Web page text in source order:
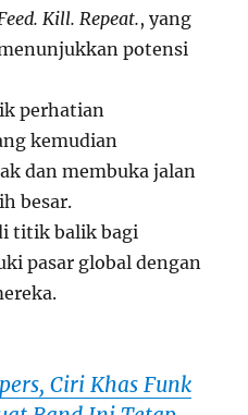
Kill. Repeat., yang
potensi
perhatian
kemudian
dan membuka jalan
besar.
titik balik bagi
pasar global dengan
Ciri Khas Funk